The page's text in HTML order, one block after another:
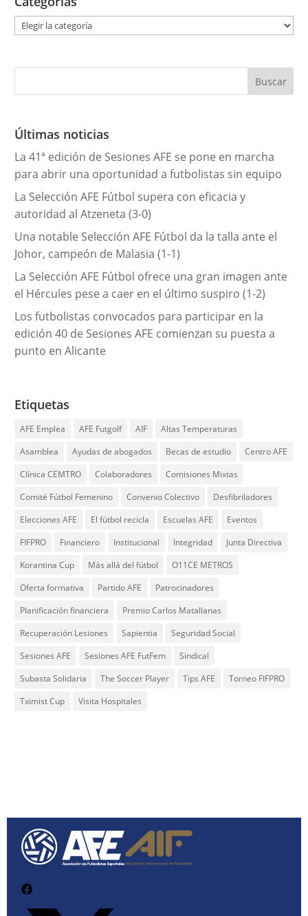
g
r
a
s
Últimas noticias
La 41ª edición de Sesiones AFE se pone en marcha
para abrir una oportunidad a futbolistas sin equipo
La Selección AFE Fútbol supera con eficacia y
autoridad al Atzeneta (3-0)
Una notable Selección AFE Fútbol da la talla ante el
Johor, campeón de Malasia (1-1)
La Selección AFE Fútbol ofrece una gran imagen ante
el Hércules pese a caer en el último suspiro (1-2)
Los futbolistas convocados para participar en la
edición 40 de Sesiones AFE comienzan su puesta a
punto en Alicante
Etiquetas
AFE Emplea AFE Futgolf AIF
Altas Temperaturas
Asamblea
Ayudas de abogados Becas de estudio
Centro AFE
Clínica CEMTRO
Colaboradores
Comisiones Mixtas
Comité Fútbol Femenino
Convenio Colectivo
Desfibriladores
Elecciones AFE
El fútbol recicla Escuelas AFE
Eventos
FIFPRO
Financiero Institucional Integridad
Junta Directiva
Korantina Cup
Más allá del fútbol
O11CE METROS
Oferta formativa
Partido AFE
Patrocinadores
Planificación financiera
Premio Carlos Matallanas
Recuperación Lesiones
Sapientia
Seguridad Social
Sesiones AFE
Sesiones AFE FutFem
Sindical
Subasta Solidaria
The Soccer Player Tips AFE
Torneo FIFPRO
Tximist Cup
Visita Hospitales